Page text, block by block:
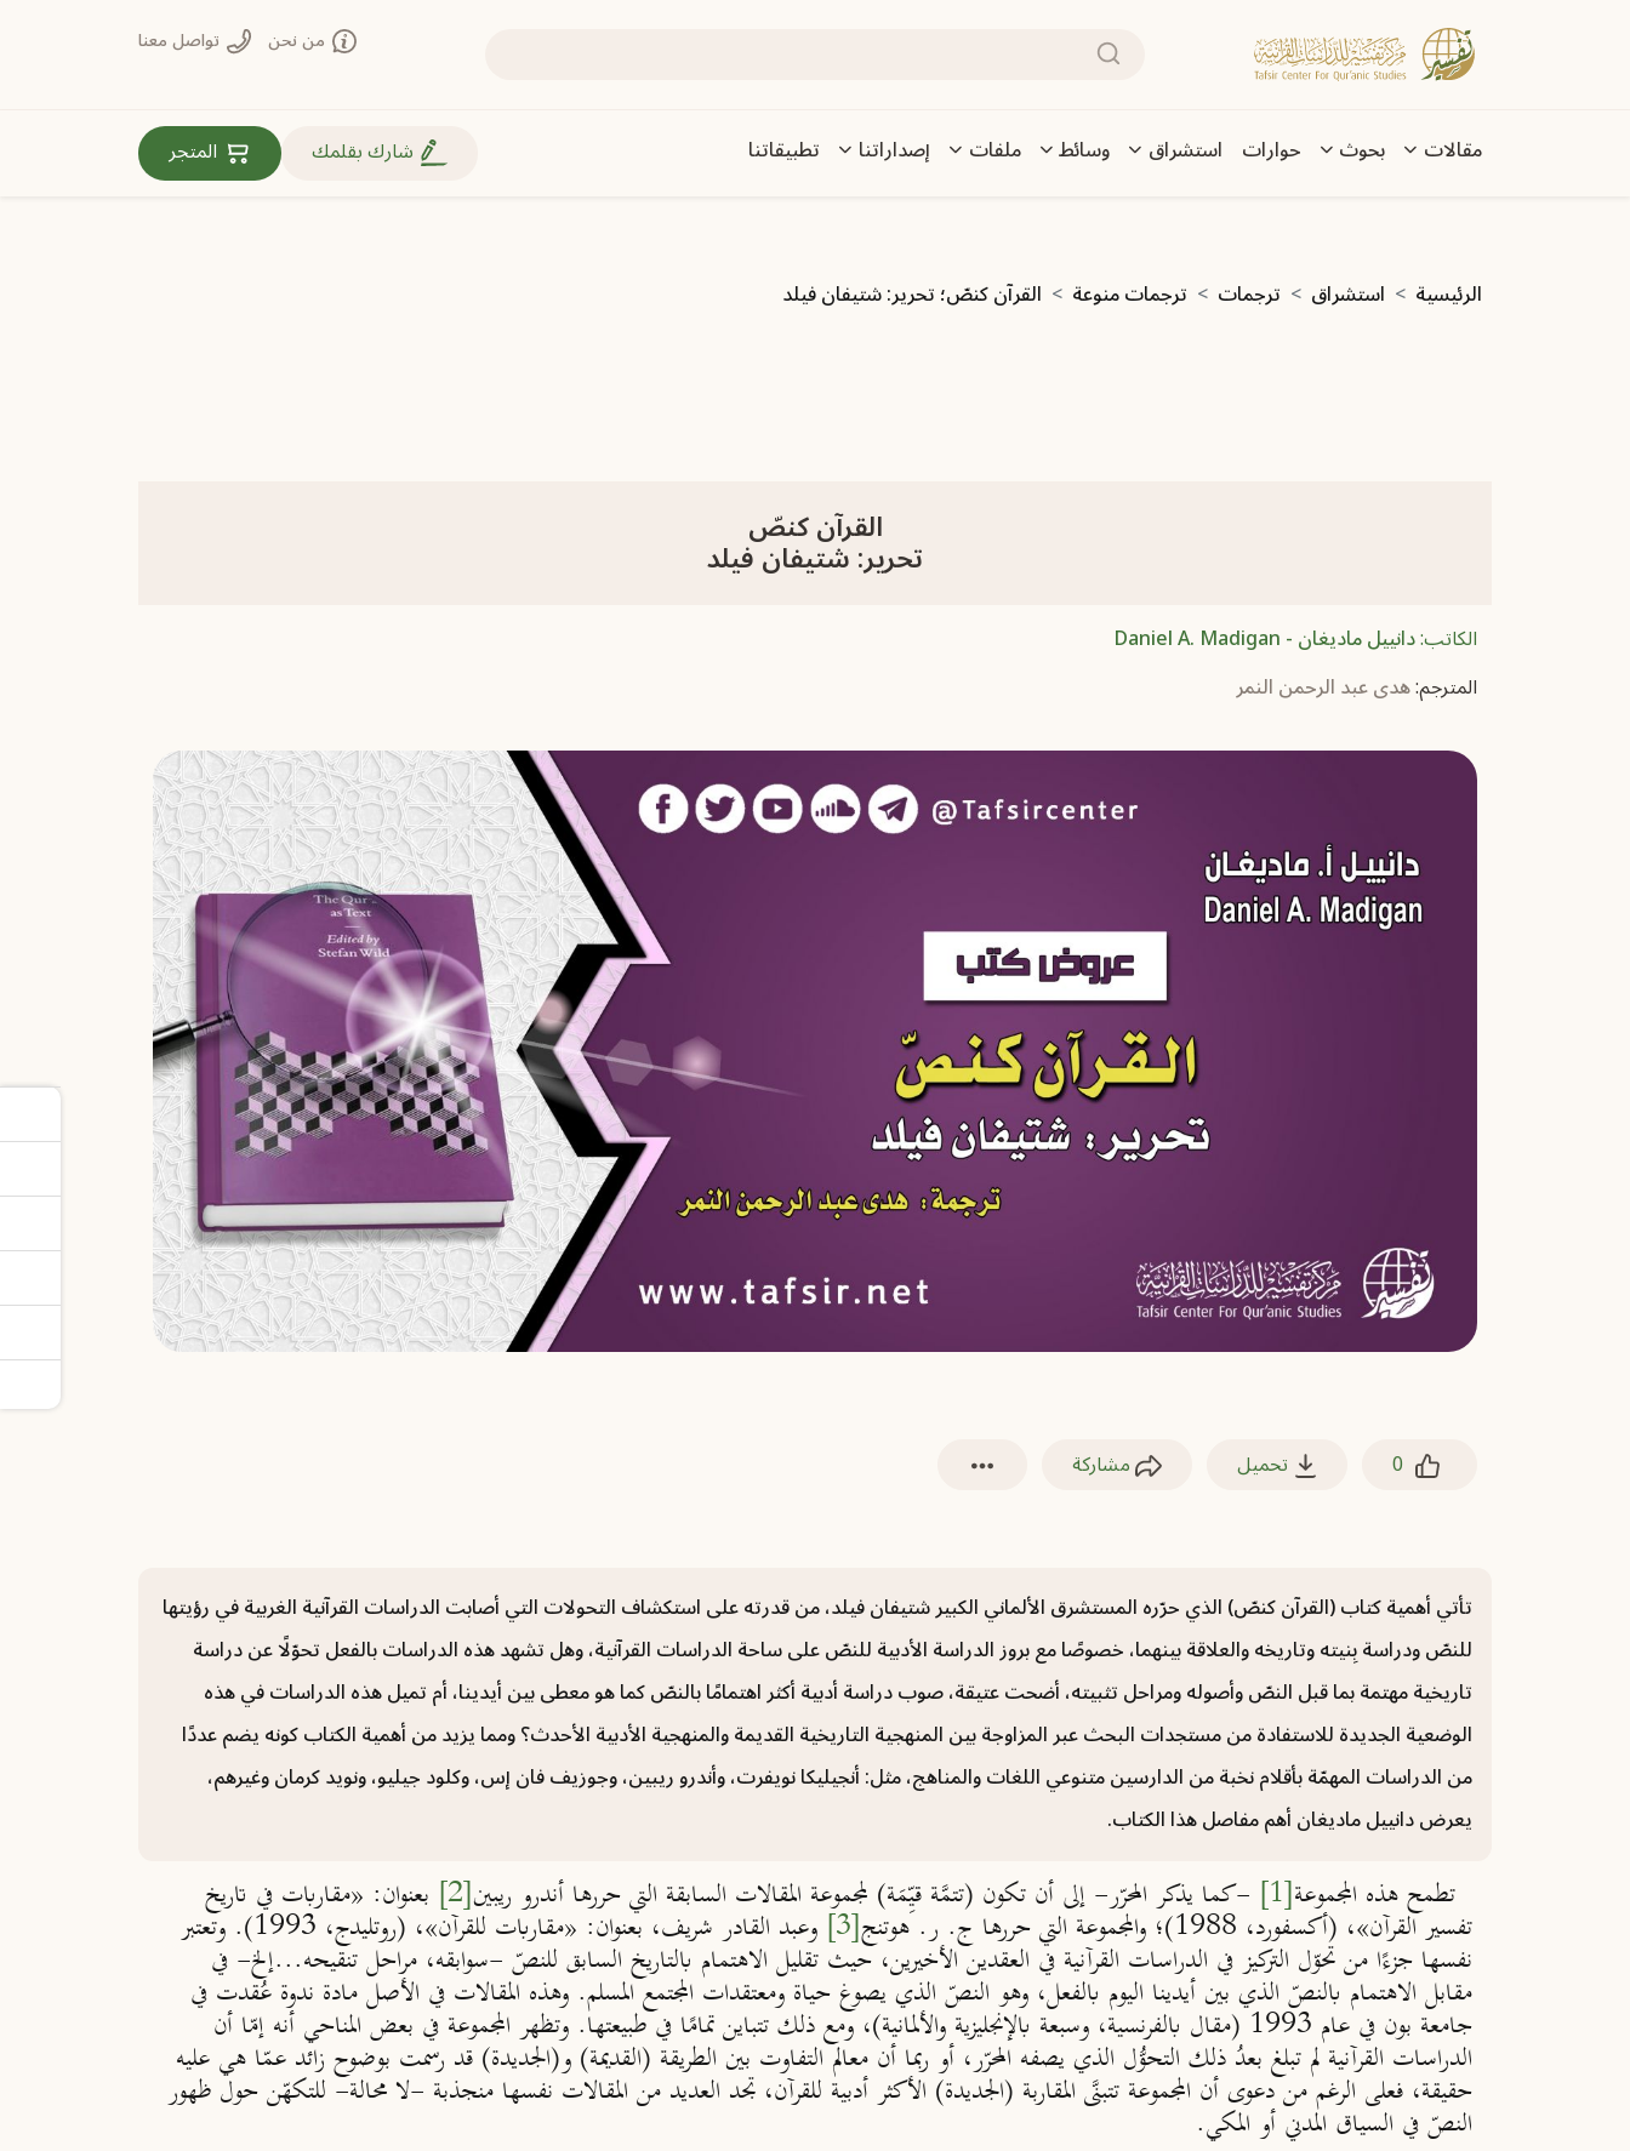
تجاوز إلى المحتوى الرئيسي
بحث من نحن تواصل معنا
Main navigation
مقالات بحوث حوارات استشراق وسائط ملفات إصداراتنا تطبيقاتنا روابط مهمة
شارك بقلمك المتجر
مسار التنقل
الرئيسية استشراق ترجمات ترجمات منوعة القرآن كنصّ؛ تحرير: شتيفان فيلد
القرآن كنصّ
تحرير: شتيفان فيلد
الكاتب:دانييل ماديغان - Daniel A. Madigan
المترجم:هدى عبد الرحمن النمر
0 تحميل مشاركة
تأتي أهمية كتاب (القرآن كنصّ) الذي حرّره المستشرق الألماني الكبير شتيفان فيلد، من قدرته على استكشاف التحولات التي أصابت الدراسات القرآنية الغربية في رؤيتها
للنصّ ودراسة بِنيته وتاريخه والعلاقة بينهما، خصوصًا مع بروز الدراسة الأدبية للنصّ على ساحة الدراسات القرآنية، وهل تشهد هذه الدراسات بالفعل تحوّلًا عن دراسة
تاريخية مهتمة بما قبل النصّ وأصوله ومراحل تثبيته، أضحت عتيقة، صوب دراسة أدبية أكثر اهتمامًا بالنصّ كما هو معطى بين أيدينا، أم تميل هذه الدراسات في هذه
الوضعية الجديدة للاستفادة من مستجدات البحث عبر المزاوجة بين المنهجية التاريخية القديمة والمنهجية الأدبية الأحدث؟ ومما يزيد من أهمية الكتاب كونه يضم عددًا
من الدراسات المهمّة بأقلام نخبة من الدارسين متنوعي اللغات والمناهج، مثل: أنجيليكا نويفرت، وأندرو ريبين، وجوزيف فان إس، وكلود جيليو، ونويد كرمان وغيرهم،
يعرض دانييل ماديغان أهم مفاصل هذا الكتاب.
تطمح هذه المجموعة[1] -كما يذكر المحرّر- إلى أن تكون (تتمَّة قيِّمَة) لمجموعة المقالات السابقة التي حررها أندرو ريبين[2] بعنوان: «مقاربات في تاريخ
تفسير القرآن»، (أكسفورد، 1988)؛ والمجموعة التي حررها ج. ر. هوتنج [3] وعبد القادر شريف، بعنوان: «مقاربات للقرآن»، (روتليدج، 1993). وتعتبر
نفسها جزءًا من تحوّل التركيز في الدراسات القرآنية في العقدين الأخيرين، حيث تقليل الاهتمام بالتاريخ السابق للنصّ -سوابقه، مراحل تنقيحه...إلخ- في
مقابل الاهتمام بالنصّ الذي بين أيدينا اليوم بالفعل، وهو النصّ الذي يصوغ حياة ومعتقدات المجتمع المسلم. وهذه المقالات في الأصل مادة ندوة عُقدت في
جامعة بون في عام 1993 (مقال بالفرنسية، وسبعة بالإنجليزية والألمانية)، ومع ذلك تتباين تمامًا في طبيعتها. وتظهر المجموعة في بعض المناحي أنه إمّا أن
الدراسات القرآنية لم تبلغ بعدُ ذلك التحوُّل الذي يصفه المحرّر، أو ربما أن معالم التفاوت بين الطريقة (القديمة) و(الجديدة) قد رسمت بوضوح زائد عمّا هي عليه
حقيقة، فعلى الرغم من دعوى أن المجموعة تتبنَّى المقاربة (الجديدة) الأكثر أدبية للقرآن، تجد العديد من المقالات نفسها منجذبة -لا محالة- للتكهّن حول ظهور
النصّ في السياق المدني أو المكي.